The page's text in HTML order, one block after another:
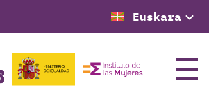
Euskara
Menua